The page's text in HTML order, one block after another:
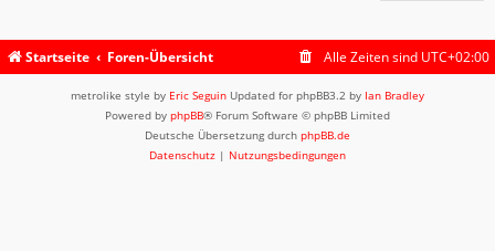
Startseite Foren-Übersicht Alle Zeiten sind UTC+02:00
metrolike style by Eric Seguin Updated for phpBB3.2 by Ian Bradley
Powered by phpBB® Forum Software © phpBB Limited
Deutsche Übersetzung durch phpBB.de
Datenschutz | Nutzungsbedingungen